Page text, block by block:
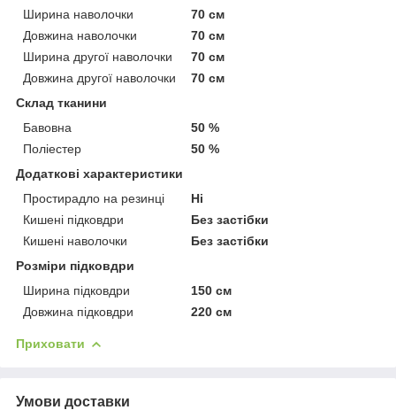
Ширина наволочки
70 см
Довжина наволочки
70 см
Ширина другої наволочки
70 см
Довжина другої наволочки
70 см
Склад тканини
Бавовна
50 %
Поліестер
50 %
Додаткові характеристики
Простирадло на резинці
Ні
Кишені підковдри
Без застібки
Кишені наволочки
Без застібки
Розміри підковдри
Ширина підковдри
150 см
Довжина підковдри
220 см
Приховати
Умови доставки